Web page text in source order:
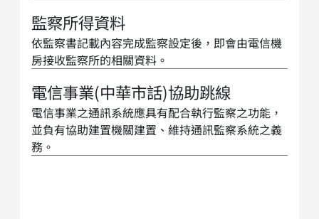
監察所得資料
依監察書記載內容完成監察設定後，即會由電信機
房接收監察所的相關資料。
電信事業(中華市話)協助跳線
電信事業之通訊系統應具有配合執行監察之功能，
並負有協助建置機關建置、維持通訊監察系統之義
務。